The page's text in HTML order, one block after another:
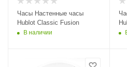
Часы Настенные часы
Hublot Classic Fusion
В наличии